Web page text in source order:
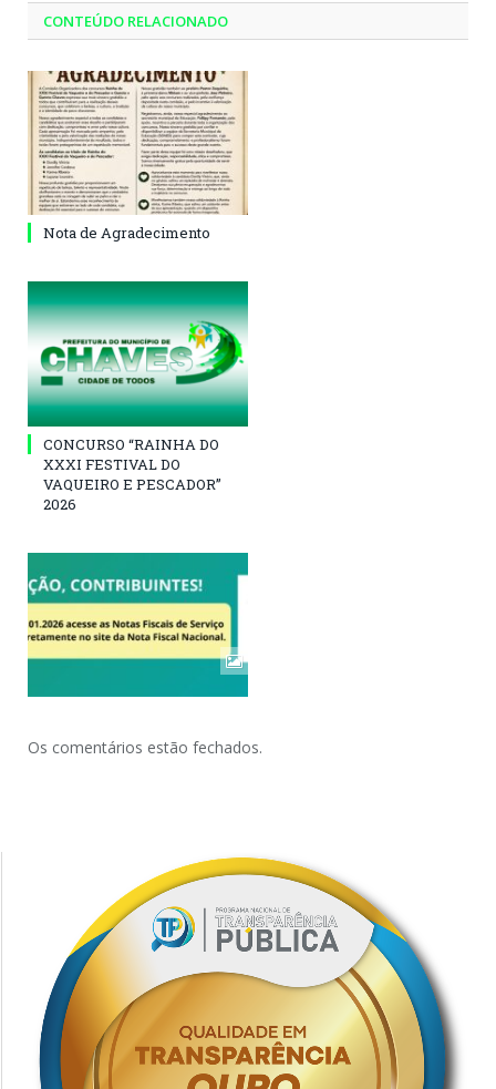
CONTEÚDO RELACIONADO
Nota de Agradecimento
CONCURSO “RAINHA DO
XXXI FESTIVAL DO
VAQUEIRO E PESCADOR”
2026
Os comentários estão fechados.